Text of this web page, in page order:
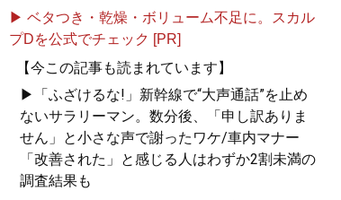
▶ ベタつき・乾燥・ボリューム不足に。スカル
プDを公式でチェック [PR]
【今この記事も読まれています】
▶「ふざけるな!」新幹線で“大声通話”を止め
ないサラリーマン。数分後、「申し訳ありま
せん」と小さな声で謝ったワケ/車内マナー
「改善された」と感じる人はわずか2割未満の
調査結果も